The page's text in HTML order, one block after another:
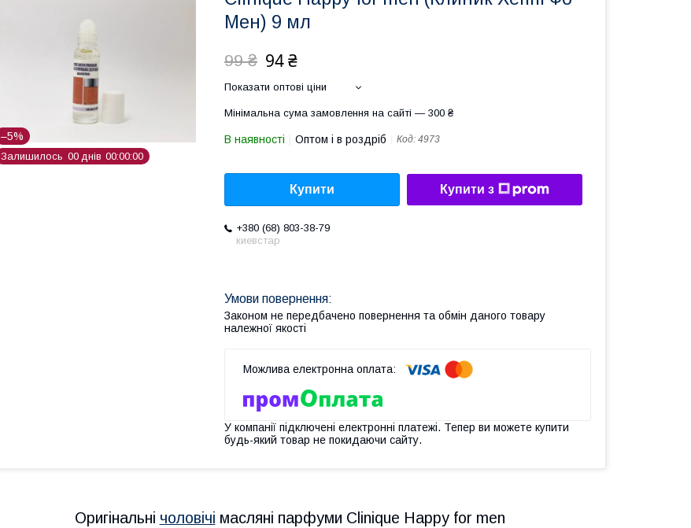
–5%
Залишилось 00 днів 00 00 00
Мен) 9 мл
99 ₴ 94 ₴
Показати оптові ціни
Мінімальна сума замовлення на сайті — 300 ₴
В наявності Оптом і в роздріб Код: 4973
Купити Купити з
+380 (68) 803-38-79
киевстар
Законом не передбачено повернення та обмін даного товару
належної якості
У компанії підключені електронні платежі. Тепер ви можете купити
будь-який товар не покидаючи сайту.
Оригінальні чоловічі масляні парфуми Clinique Happy for men